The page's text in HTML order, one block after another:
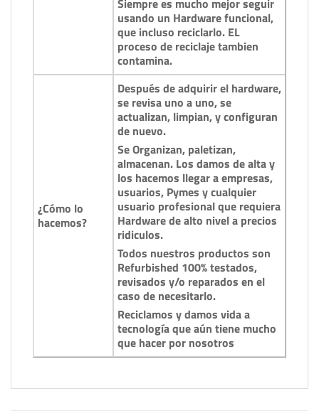
Siempre es mucho mejor seguir
usando un Hardware funcional,
que incluso reciclarlo. EL
proceso de reciclaje tambien
contamina.
¿Cómo lo
hacemos?
Después de adquirir el hardware,
se revisa uno a uno, se
actualizan, limpian, y configuran
de nuevo.
Se Organizan, paletizan,
almacenan. Los damos de alta y
los hacemos llegar a empresas,
usuarios, Pymes y cualquier
usuario profesional que requiera
Hardware de alto nivel a precios
ridiculos.
Todos nuestros productos son
Refurbished 100% testados,
revisados y/o reparados en el
caso de necesitarlo.
Reciclamos y damos vida a
tecnología que aún tiene mucho
que hacer por nosotros